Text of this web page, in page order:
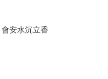
會安水沉立香